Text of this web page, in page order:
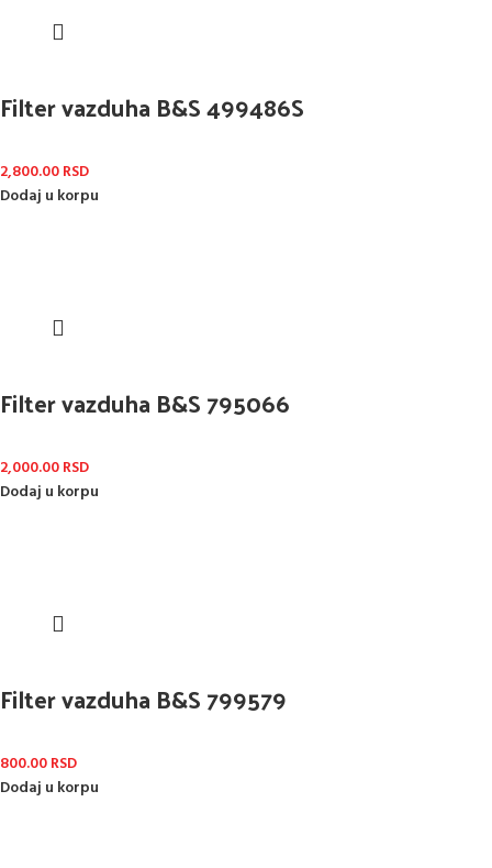
Filter vazduha B&S 499486S
2,800.00RSD
Dodaj u korpu
Filter vazduha B&S 795066
2,000.00RSD
Dodaj u korpu
Filter vazduha B&S 799579
800.00RSD
Dodaj u korpu